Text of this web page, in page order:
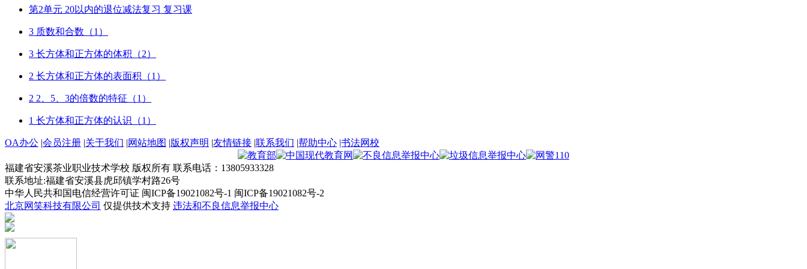
第2单元 20以内的退位减法复习 复习课
3 质数和合数（1）
3 长方体和正方体的体积（2）
2 长方体和正方体的表面积（1）
2 2、5、3的倍数的特征（1）
1 长方体和正方体的认识（1）
OA办公 |会员注册 |关于我们 |网站地图 |版权声明 |友情链接 |联系我们 |帮助中心 |书法网校
福建省安溪茶业职业技术学校 版权所有 联系电话：13805933328
联系地址:福建省安溪县虎邱镇学村路26号
中华人民共和国电信经营许可证 闽ICP备19021082号-1 闽ICP备19021082号-2
北京网笑科技有限公司 仅提供技术支持 违法和不良信息举报中心